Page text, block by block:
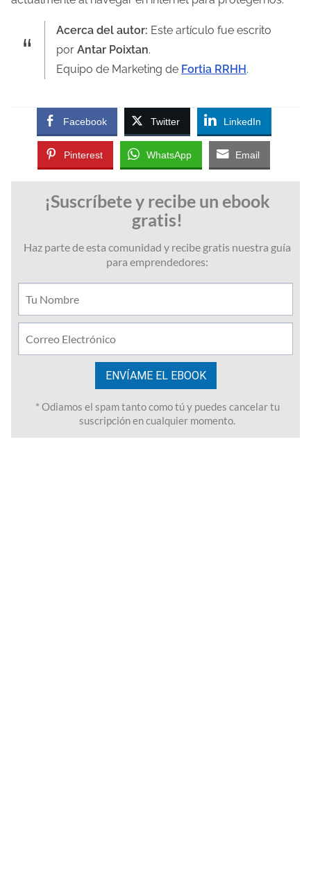
Acerca del autor: Este artículo fue escrito
por Antar Poixtan.
Equipo de Marketing de Fortia RRHH.
Facebook Twitter LinkedIn
Pinterest WhatsApp Email